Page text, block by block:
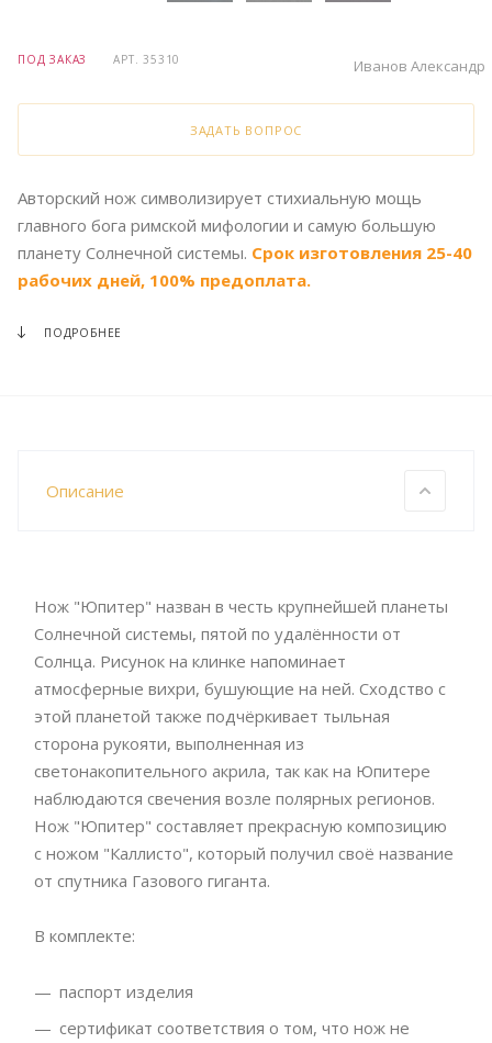
ПОД ЗАКАЗ АРТ.35310 Иванов Александр
ЗАДАТЬ ВОПРОС
Авторский нож символизирует стихиальную мощь
главного бога римской мифологии и самую большую
планету Солнечной системы. Срок изготовления 25-40
рабочих дней, 100% предоплата.
ПОДРОБНЕЕ
Описание
Нож "Юпитер" назван в честь крупнейшей планеты
Солнечной системы, пятой по удалённости от
Солнца. Рисунок на клинке напоминает
атмосферные вихри, бушующие на ней. Сходство с
этой планетой также подчёркивает тыльная
сторона рукояти, выполненная из
светонакопительного акрила, так как на Юпитере
наблюдаются свечения возле полярных регионов.
Нож "Юпитер" составляет прекрасную композицию
с ножом "Каллисто", который получил своё название
от спутника Газового гиганта.
В комплекте:
паспорт изделия
сертификат соответствия о том, что нож не